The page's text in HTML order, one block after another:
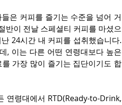
은 커피를 즐기는 수준을 넘어 거
반이 전날 스페셜티 커피를 마셨으
24시간 내 커피를 섭취했습니다.
, 이는 다른 어떤 연령대보다 높은
가장 많이 즐기는 집단이기도 합
연령대에서 RTD(Ready-to-Drink,